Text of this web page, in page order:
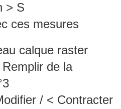
> S
ces mesures
calque raster
de la
/ < Contracter